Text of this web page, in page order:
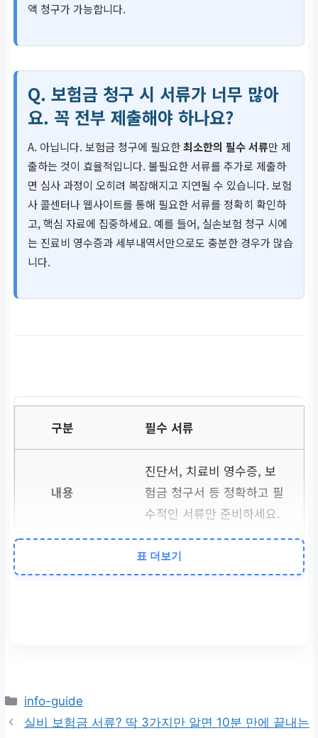
액 청구가 가능합니다.
Q. 보험금 청구 시 서류가 너무 많아
요. 꼭 전부 제출해야 하나요?
A. 아닙니다. 보험금 청구에 필요한최소한의 필수 서류만 제
출하는 것이 효율적입니다. 불필요한 서류를 추가로 제출하
면 심사 과정이 오히려 복잡해지고 지연될 수 있습니다. 보험
사 콜센터나 웹사이트를 통해 필요한 서류를 정확히 확인하
고, 핵심 자료에 집중하세요. 예를 들어, 실손보험 청구 시에
는 진료비 영수증과 세부내역서만으로도 충분한 경우가 많습
니다.
필수 서류
진단서, 치료비 영수증, 보
험금 청구서 등 정확하고 필
수적인 서류만 준비하세요.
소통 방법
표 더보기
카
테
info-guide
실비 보험금 서류? 딱 3가지만 알면 10분 만에 끝내는